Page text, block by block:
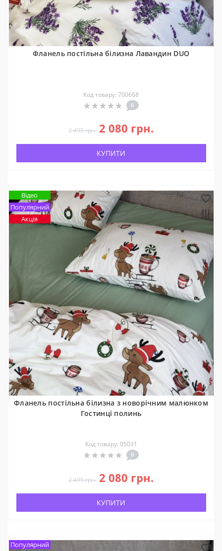
Фланель постільна білизна Лавандин DUO
Код товару: 700668
0
2 495 грн. 2 080 грн.
КУПИТИ
Відео
Популярний
Акція
Фланель постільна білизна з новорічним малюнком
Гостинці полинь
Код товару: 05031
0
2 495 грн. 2 080 грн.
КУПИТИ
Популярний